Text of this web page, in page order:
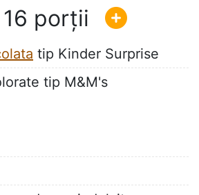
16
tip Kinder Surprise
tip M&M's